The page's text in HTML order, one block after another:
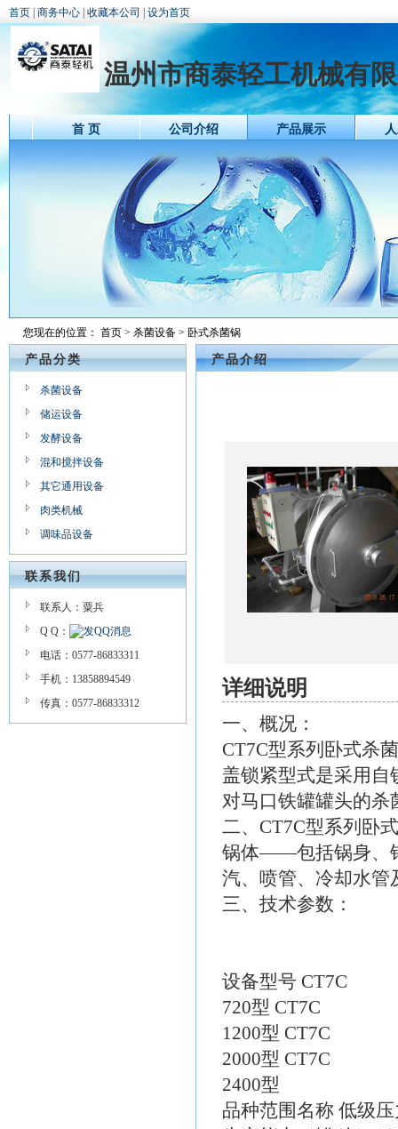
首页 商务中心 收藏本公司 设为首页
温州市商泰轻工机械有
首 页 公司介绍 产品展示
您现在的位置： 首页 > 杀菌设备 > 卧式杀菌锅
产品分类
杀菌设备
储运设备
发酵设备
混和搅拌设备
其它通用设备
肉类机械
调味品设备
联系我们
联系人：粟兵
Q Q：
电话：0577-86833311
手机：13858894549
传真：0577-86833312
产品介绍
详细说明
一、概况：
CT7C型系列卧式杀
盖锁紧型式是采用自
对马口铁罐罐头的杀
二、CT7C型系列卧
锅体——包括锅身、
汽、喷管、冷却水管
三、技术参数：
设备型号 CT7C
720型 CT7C
1200型 CT7C
2000型 CT7C
2400型
品种范围名称 低级